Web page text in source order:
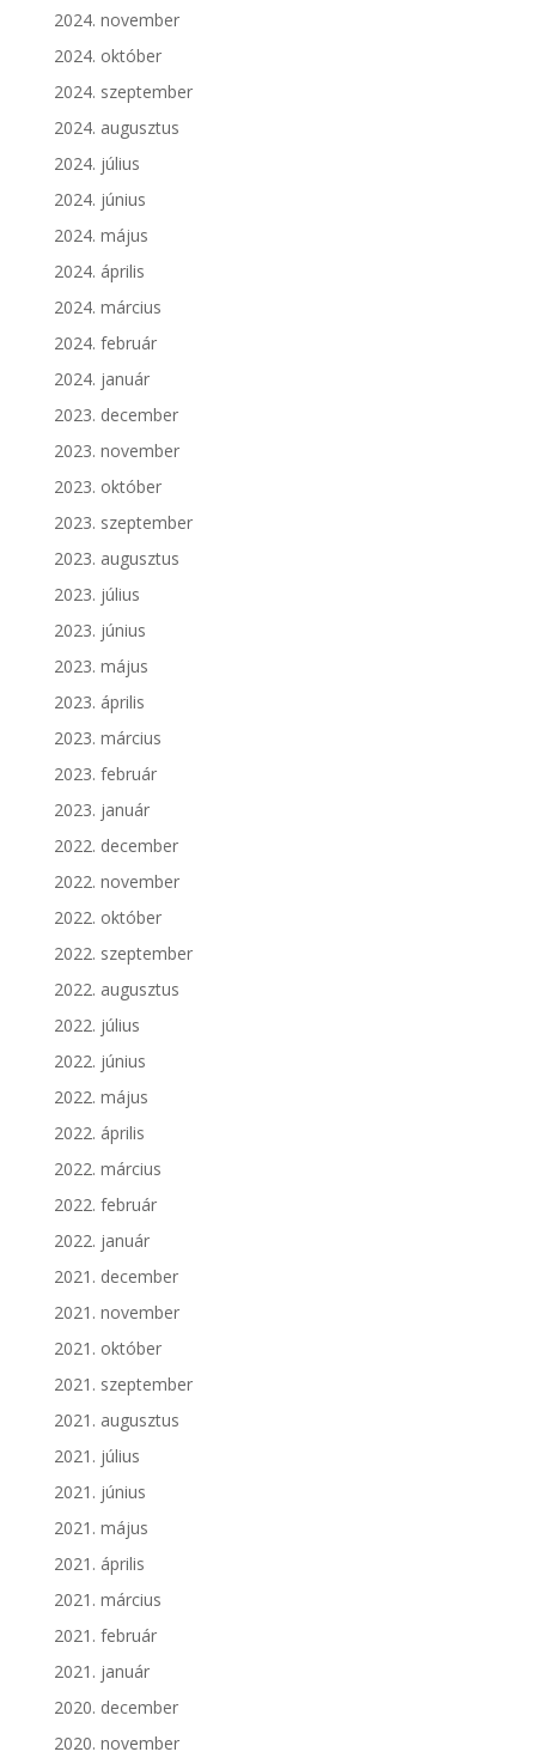
2024. november
2024. október
2024. szeptember
2024. augusztus
2024. július
2024. június
2024. május
2024. április
2024. március
2024. február
2024. január
2023. december
2023. november
2023. október
2023. szeptember
2023. augusztus
2023. július
2023. június
2023. május
2023. április
2023. március
2023. február
2023. január
2022. december
2022. november
2022. október
2022. szeptember
2022. augusztus
2022. július
2022. június
2022. május
2022. április
2022. március
2022. február
2022. január
2021. december
2021. november
2021. október
2021. szeptember
2021. augusztus
2021. július
2021. június
2021. május
2021. április
2021. március
2021. február
2021. január
2020. december
2020. november